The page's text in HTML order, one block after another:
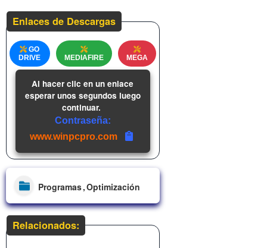
Enlaces de Descargas
GO
DRIVE
MEDIAFIRE MEGA
Al hacer clic en un enlace
esperar unos segundos luego
continuar.
Contraseña:
www.winpcpro.com
Programas Optimización
Relacionados: